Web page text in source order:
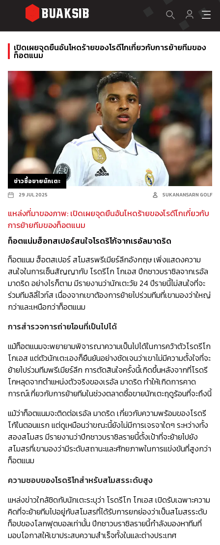
เปิดเผยจุดยืนอันโหดร้ายของโรดีโกเกี่ยวกับการย้ายทีมของ
ท็อตแนม
ข่าวซื้อขายนักเตะ
29 JUL 2025 SUKANANSARN GOLF
แหล่งที่มาของภาพ: เปิดเผยจุดยืนอันโหดร้ายของโรดีโกเกี่ยวกับ
การย้ายทีมของท็อตแนม
ท็อตแน่มฮ็อทสเปอร์สนใจโรดริโก้จากเรอัลมาดริด
ท็อตแนม ฮ็อตสเปอร์ สโมสรพรีเมียร์ลีกอังกฤษ เพิ่งแสดงความ
สนใจในการเซ็นสัญญากับ โรดรีโก โกเอส ปีกชาวบราซิลจากเรอัล
มาดริด อย่างไรก็ตาม มีรายงานว่านักเตะวัย 24 ปีรายนี้ไม่สนใจที่จะ
ร่วมทีมลิลี่ไวท์ส เนื่องจากเขาต้องการย้ายไปร่วมทีมที่เขามองว่าใหญ่
กว่าและเหนือกว่าท็อตแนม
การสำรวจการถ่ายโอนที่เป็นไปได้
แม้ท็อตแนมจะพยายามพิจารณาความเป็นไปได้ในการคว้าตัวโรดรีโก
โกเอส แต่ตัวนักเตะเองก็ยืนยันอย่างชัดเจนว่าเขาไม่มีความตั้งใจที่จะ
ย้ายไปร่วมทีมพรีเมียร์ลีก การตัดสินใจครั้งนี้เกิดขึ้นหลังจากที่โรดรี
โกหลุดจากตำแหน่งตัวจริงของเรอัล มาดริด ทำให้เกิดการคาด
การณ์เกี่ยวกับการย้ายทีมในช่วงตลาดซื้อขายนักเตะฤดูร้อนที่จะถึงนี้
แม้ว่าท็อตแนมจะติดต่อเรอัล มาดริด เกี่ยวกับความพร้อมของโรดรี
โก้ในตอนแรก แต่ดูเหมือนว่าขณะนี้ยังไม่มีการเจรจาใดๆ ระหว่างทั้ง
สองสโมสร มีรายงานว่าปีกชาวบราซิลรายนี้ตั้งเป้าที่จะย้ายไปยัง
สโมสรที่เขามองว่ามีระดับสถานะและศักยภาพในการแข่งขันที่สูงกว่า
ท็อตแนม
ความชอบของโรดริโกสำหรับสโมสรระดับสูง
แหล่งข่าวใกล้ชิดกับนักเตะระบุว่า โรดรีโก โกเอส เปิดรับเฉพาะความ
คิดที่จะย้ายทีมไปอยู่กับสโมสรที่ได้รับการยกย่องว่าเป็นสโมสรระดับ
ท็อปของโลกฟุตบอลเท่านั้น ปีกชาวบราซิลรายนี้กำลังมองหาทีมที่
มอบโอกาสให้เขาประสบความสำเร็จทั้งในและต่างประเทศ